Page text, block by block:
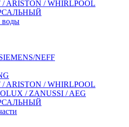
/ ARISTON / WHIRLPOOL
воды
NEFF
/ ARISTON / WHIRLPOOL
/ ZANUSSI / AEG